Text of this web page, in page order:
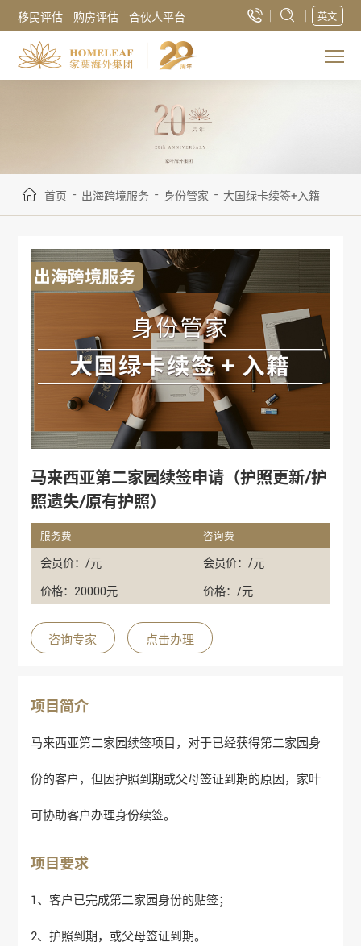
移民评估 购房评估 合伙人平台 英文
首页 - 出海跨境服务 - 身份管家 - 大国绿卡续签+入籍
马来西亚第二家园续签申请（护照更新/护
照遗失/原有护照）
服务费 咨询费
会员价：/元 会员价：/元
价格：20000元 价格：/元
咨询专家 点击办理
项目简介
马来西亚第二家园续签项目，对于已经获得第二家园身
份的客户，但因护照到期或父母签证到期的原因，家叶
可协助客户办理身份续签。
项目要求
1、客户已完成第二家园身份的贴签；
2、护照到期，或父母签证到期。